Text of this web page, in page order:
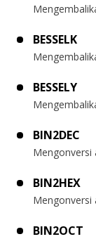
BESSELK
BESSELY
BIN2DEC
Mengonversi
BIN2HEX
Mengonversi
BIN2OCT